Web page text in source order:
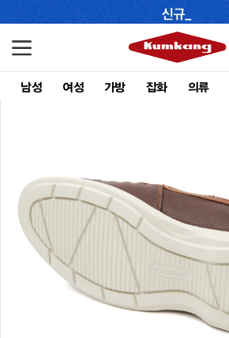
남성 여성 가방 잡화 의류